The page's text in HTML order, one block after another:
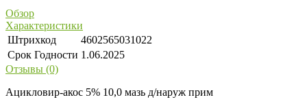
Обзор
Характеристики
Штрихкод
4602565031022
Срок Годности 1.06.2025
Отзывы (0)
Ацикловир-акос 5% 10,0 мазь д/наруж прим